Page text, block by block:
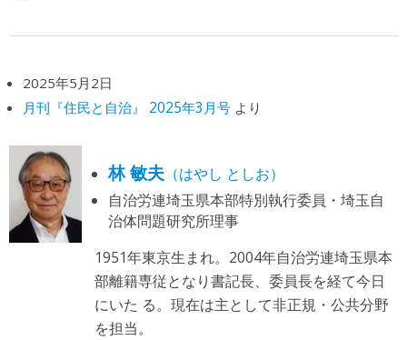
2025年5月2日
月刊『住民と自治』 2025年3月号より
林 敏夫 （はやし としお）
自治労連埼玉県本部特別執行委員・埼玉自
治体問題研究所理事
1951年東京生まれ。2004年自治労連埼玉県本
部離籍専従となり書記長、委員長を経て今日
にいた る。現在は主として非正規・公共分野
を担当。